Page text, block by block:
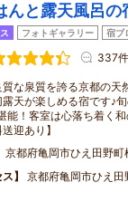
んと露天風呂
フォトギャラリー 宿ブ
337件
質な泉質を誇る京都の天
天が楽しめる宿です♪
能！客室は心落ち着く
迎あり】
京都府亀岡市ひえ田野町
ス
京都府亀岡市ひえ田